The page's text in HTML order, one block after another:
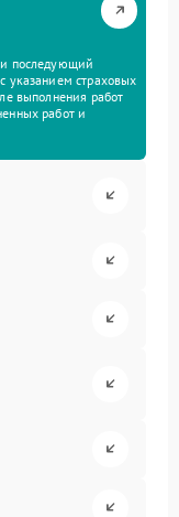
и последующий
указанием страховых
выполнения работ
работ и